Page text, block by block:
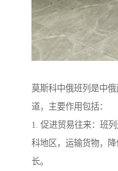
莫斯科中俄班列是中
道，主要作用包括：
1. 促进贸易往来：班
科地区，运输货物，
长。